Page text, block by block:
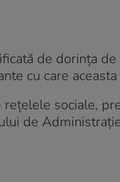
de dorința
cu care
sociale,
de